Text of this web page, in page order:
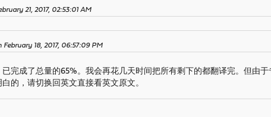
21, 2017, 02:53:01 AM
18, 2017, 06:57:09 PM
完成了总量的65%。我会再花几天时间把所有剩下的都翻译完。但由
的，请切换回英文直接看英文原文。